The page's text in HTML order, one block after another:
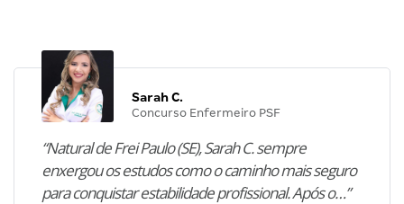
Sarah C.
Concurso Enfermeiro PSF
“Natural de Frei Paulo (SE), Sarah C. sempre
enxergou os estudos como o caminho mais seguro
para conquistar estabilidade profissional. Após o…”